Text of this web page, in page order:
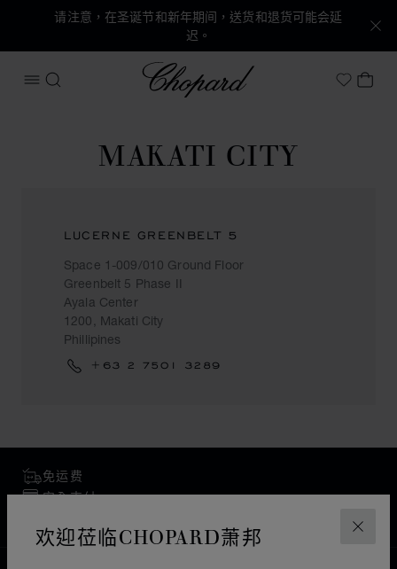
关闭
欢迎莅临CHOPARD萧邦
请注意，在圣诞节和新年期间，送货和退货可能会延
迟。
打开菜单
搜索
Chopard
My我
MAKATI CITY
LUCERNE GREENBELT 5
Space 1-009/010 Ground Floor
Greenbelt 5 Phase II
Ayala Center
1200, Makati City
Phillipines
+63 2 7501 3289
免运费
安全支付